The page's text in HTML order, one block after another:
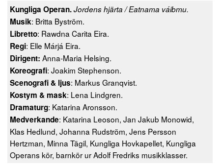
Kungliga Operan.Jordens hjärta / Eatnama váibmu.
Musik: Britta Byström.
Libretto: Rawdna Carita Eira.
Regi: Elle Márjá Eira.
Dirigent: Anna-Maria Helsing.
Koreografi: Joakim Stephenson.
Scenografi& ljus: Markus Granqvist.
Kostym & mask: Lena Lindgren.
Dramaturg: Katarina Aronsson.
Medverkande: Katarina Leoson, Jan Jakub Monowid,
Klas Hedlund, Johanna Rudström, Jens Persson
Hertzman, Minna Tägil, Kungliga Hovkapellet, Kungliga
Operans kör, barnkör ur Adolf Fredriks musikklasser.